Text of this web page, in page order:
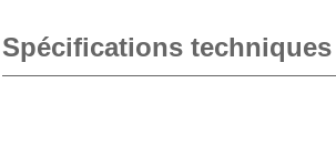
Spécifications techniques